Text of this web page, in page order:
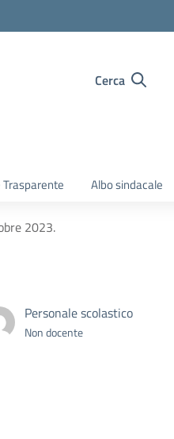
Cerca
Albo sindacale
2023.
Personale scolastico
Non docente